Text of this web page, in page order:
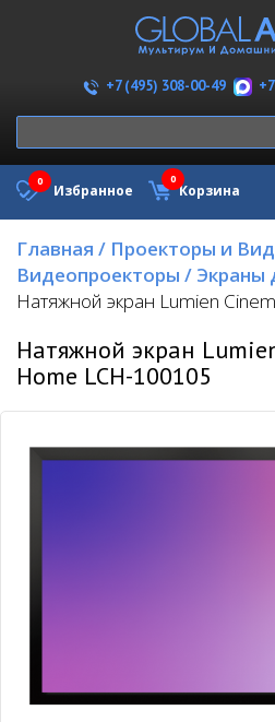
+7 (495) 308-00-49
Избранное
0
Корзина
0
Главная / Проекторы и
Видеопроекторы / Экраны
Натяжной экран Lumien
Натяжной экран
Home LCH-100105